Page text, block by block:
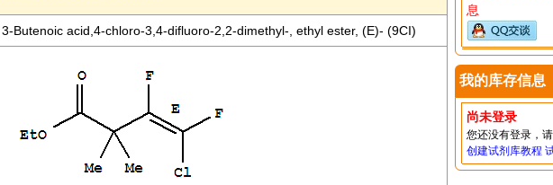
3-Butenoic acid,4-chloro-3,4-difluoro-2,2-dimethyl-, ethyl ester, (E)- (9CI)
息
我的库存信息
尚未登录
您还没有登录，
创建试剂库教程